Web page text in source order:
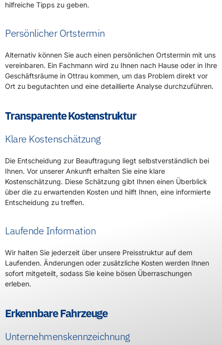
hilfreiche Tipps zu geben.
Persönlicher Ortstermin
Alternativ können Sie auch einen persönlichen Ortstermin mit uns
vereinbaren. Ein Fachmann wird zu Ihnen nach Hause oder in Ihre
Geschäftsräume in Ottrau kommen, um das Problem direkt vor
Ort zu begutachten und eine detaillierte Analyse durchzuführen.
Transparente Kostenstruktur
Klare Kostenschätzung
Die Entscheidung zur Beauftragung liegt selbstverständlich bei
Ihnen. Vor unserer Ankunft erhalten Sie eine klare
Kostenschätzung. Diese Schätzung gibt Ihnen einen Überblick
über die zu erwartenden Kosten und hilft Ihnen, eine informierte
Entscheidung zu treffen.
Laufende Information
Wir halten Sie jederzeit über unsere Preisstruktur auf dem
Laufenden. Änderungen oder zusätzliche Kosten werden Ihnen
sofort mitgeteilt, sodass Sie keine bösen Überraschungen
erleben.
Erkennbare Fahrzeuge
Unternehmenskennzeichnung